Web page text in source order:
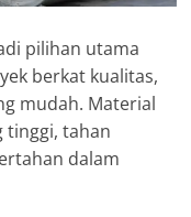
pilihan utama
berkat kualitas,
mudah. Material
tinggi, tahan
dalam